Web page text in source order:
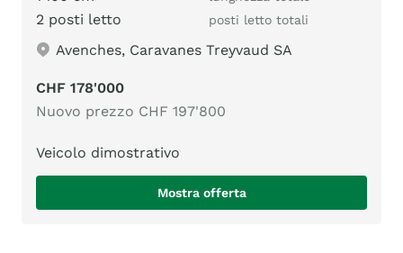
2 posti letto posti letto totali
Avenches, Caravanes Treyvaud SA
CHF 178'000
Nuovo prezzo CHF 197'800
Veicolo dimostrativo
Mostra offerta